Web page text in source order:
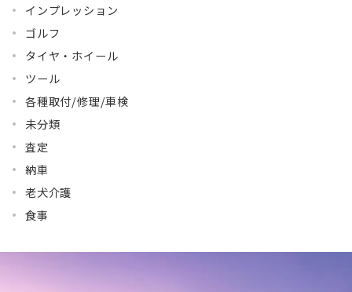
インプレッション
ゴルフ
タイヤ・ホイール
ツール
各種取付/修理/車検
未分類
査定
納車
老犬介護
食事